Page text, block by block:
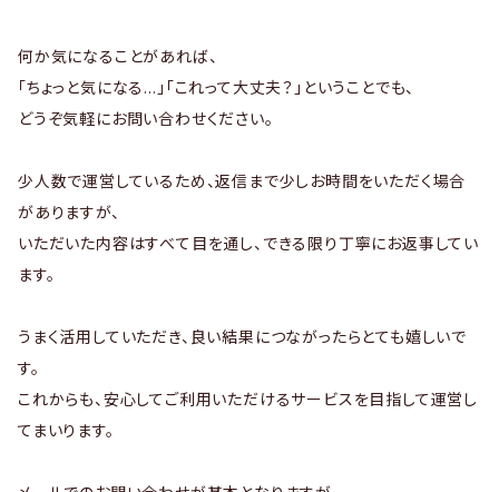
何か気になることがあれば、
「ちょっと気になる…」「これって大丈夫？」ということでも、
どうぞ気軽にお問い合わせください。
少人数で運営しているため、返信まで少しお時間をいただく場合
がありますが、
いただいた内容はすべて目を通し、できる限り丁寧にお返事してい
ます。
うまく活用していただき、良い結果につながったらとても嬉しいで
す。
これからも、安心してご利用いただけるサービスを目指して運営し
てまいります。